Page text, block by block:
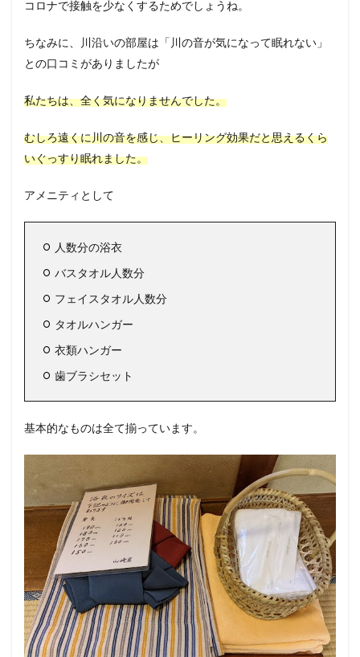
コロナで接触を少なくするためでしょうね。
ちなみに、川沿いの部屋は「川の音が気になって眠れない」
との口コミがありましたが
私たちは、全く気になりませんでした。
むしろ遠くに川の音を感じ、ヒーリング効果だと思えるくら
いぐっすり眠れました。
アメニティとして
人数分の浴衣
バスタオル人数分
フェイスタオル人数分
タオルハンガー
衣類ハンガー
歯ブラシセット
基本的なものは全て揃っています。